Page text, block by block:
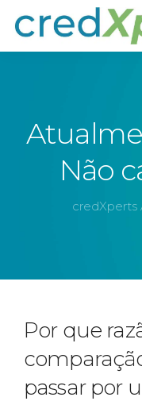
Não
credXperts
Por que
passar por